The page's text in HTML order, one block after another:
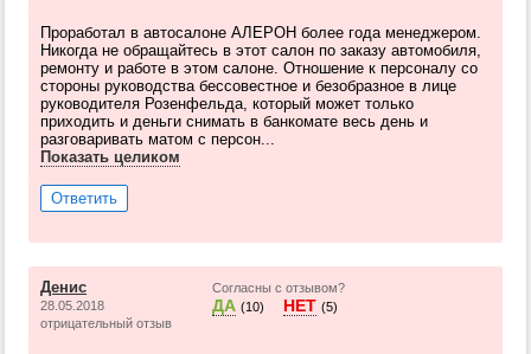
Проработал в автосалоне АЛЕРОН более года менеджером.
Никогда не обращайтесь в этот салон по заказу автомобиля,
ремонту и работе в этом салоне. Отношение к персоналу со
стороны руководства бессовестное и безобразное в лице
руководителя Розенфельда, который может только
приходить и деньги снимать в банкомате весь день и
разговаривать матом с персон...
Показать целиком
Ответить
Денис
28.05.2018
отрицательный отзыв
Согласны с отзывом?
ДА (10) НЕТ (5)